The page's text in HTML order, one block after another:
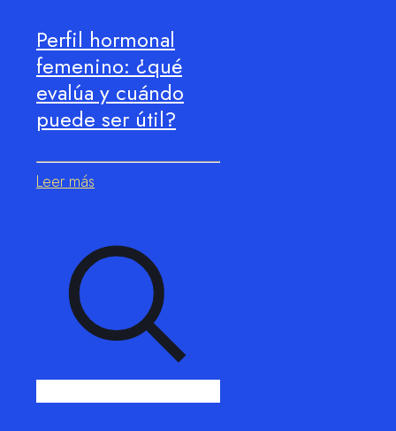
Perfil hormonal
femenino: ¿qué
evalúa y cuándo
puede ser útil?
Leer más